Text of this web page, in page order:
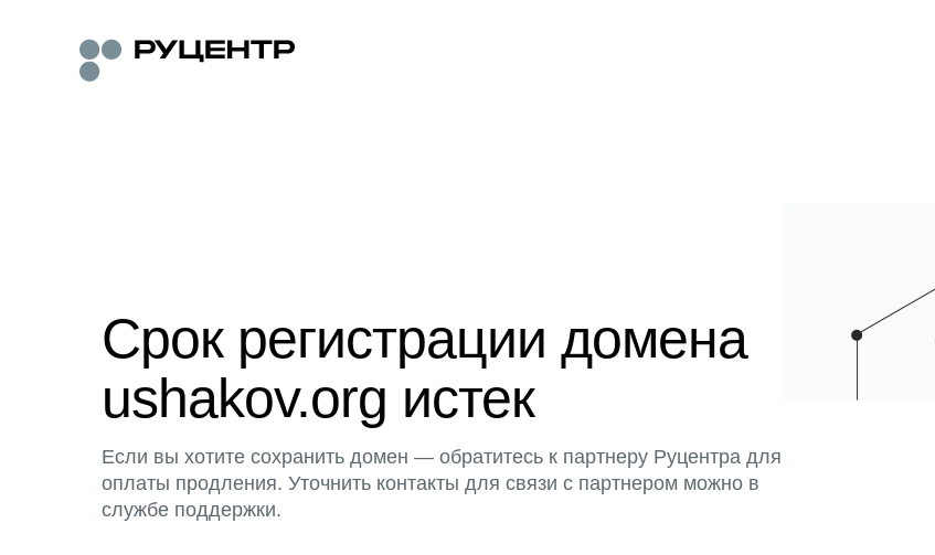
Срок регистрации домена
ushakov.org истек
Если вы хотите сохранить домен — обратитесь к партнеру Руцентра для
оплаты продления. Уточнить контакты для связи с партнером можно в
службе поддержки.